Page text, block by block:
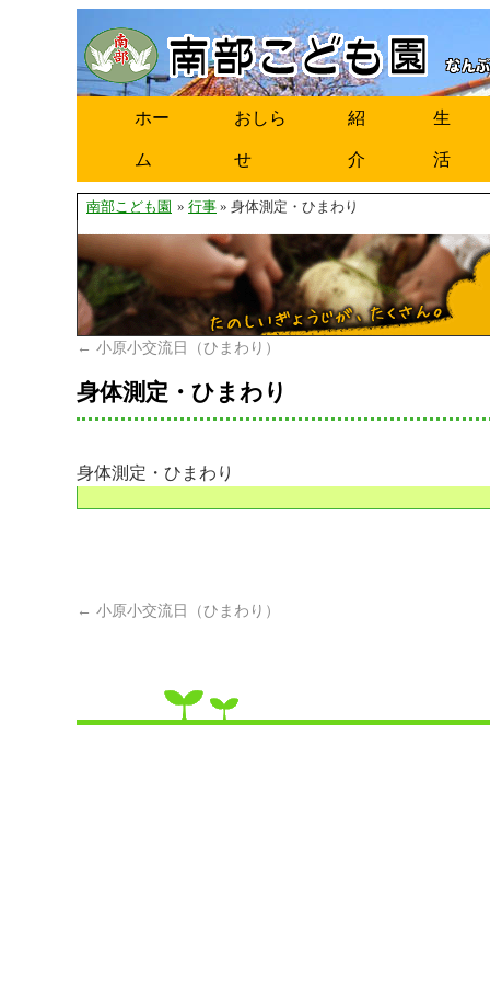
ホー
ム
おしら
せ
紹
介
生
活
南部こども園 » 行事 » 身体測定・ひまわり
← 小原小交流日（ひまわり）
身体測定・ひまわり
身体測定・ひまわり
← 小原小交流日（ひまわり）